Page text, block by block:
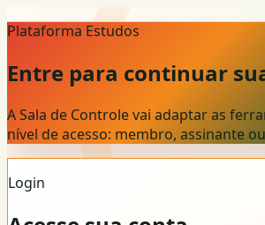
Plataforma Estudos
Entre para continuar
A Sala de Controle vai adaptar as
nível de acesso: membro, assinante
Login